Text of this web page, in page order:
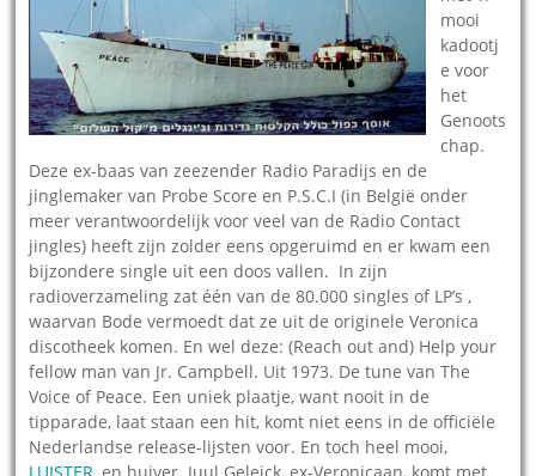
mooi
kadootj
e voor
het
Genoots
chap.
Deze ex-baas van zeezender Radio Paradijs en de
jinglemaker van Probe Score en P.S.C.I (in België onder
meer verantwoordelijk voor veel van de Radio Contact
jingles) heeft zijn zolder eens opgeruimd en er kwam een
bijzondere single uit een doos vallen. In zijn
radioverzameling zat één van de 80.000 singles of LP’s ,
waarvan Bode vermoedt dat ze uit de originele Veronica
discotheek komen. En wel deze: (Reach out and) Help your
fellow man van Jr. Campbell. Uit 1973. De tune van The
Voice of Peace. Een uniek plaatje, want nooit in de
tipparade, laat staan een hit, komt niet eens in de officiële
Nederlandse release-lijsten voor. En toch heel mooi,